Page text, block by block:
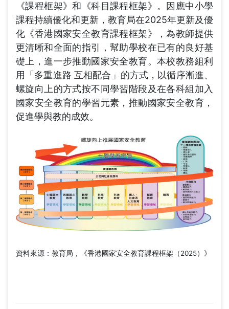
《課程框架》和《科目課程框架》。因應中小學
課程持續優化和更新，教育局在2025年更新及優
化《香港國家安全教育課程框架》，為教師提供
更清晰和全面的指引，幫助學校在已有的良好基
礎上，進一步推動國家安全教育。本校教務組利
用「多重進路 互相配合」的方式，以循序漸進、
螺旋向上的方式按不同學習階段及在各科組加入
國家安全教育的學習元素，推動國家安全教育，
促進學與教的成效。
資料來源：教育局，《香港國家安全教育課程框架（2025）》